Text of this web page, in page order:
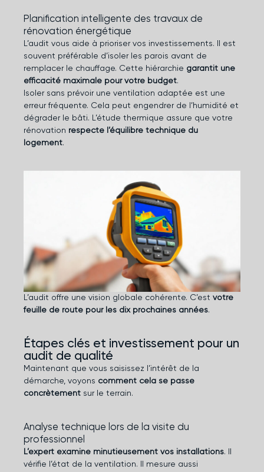
Planification intelligente des travaux de
rénovation énergétique
L’audit vous aide à prioriser vos investissements. Il est
souvent préférable d’isoler les parois avant de
remplacer le chauffage. Cette hiérarchie garantit une
efficacité maximale pour votre budget.
Isoler sans prévoir une ventilation adaptée est une
erreur fréquente. Cela peut engendrer de l’humidité et
dégrader le bâti. L’étude thermique assure que votre
rénovation respecte l’équilibre technique du
logement.
L’audit offre une vision globale cohérente. C’est votre
feuille de route pour les dix prochaines années.
Étapes clés et investissement pour un
audit de qualité
Maintenant que vous saisissez l’intérêt de la
démarche, voyons comment cela se passe
concrètement sur le terrain.
Analyse technique lors de la visite du
professionnel
L’expert examine minutieusement vos installations. Il
vérifie l’état de la ventilation. Il mesure aussi